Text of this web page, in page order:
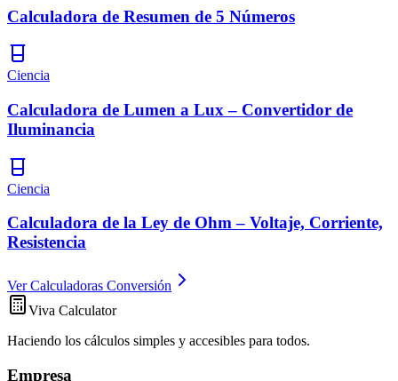
Calculadora de Resumen de 5 Números
Ciencia
Calculadora de Lumen a Lux – Convertidor de
Iluminancia
Ciencia
Calculadora de la Ley de Ohm – Voltaje, Corriente,
Resistencia
Ver Calculadoras Conversión
Viva Calculator
Haciendo los cálculos simples y accesibles para todos.
Empresa